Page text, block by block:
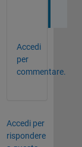
Accedi
per
commentare.
Accedi per
rispondere